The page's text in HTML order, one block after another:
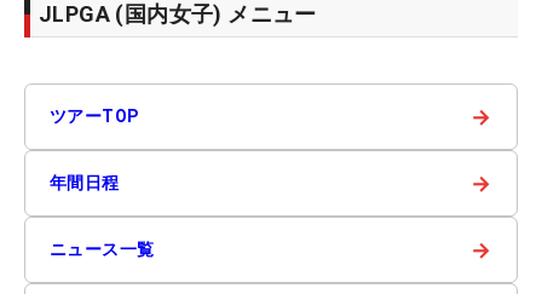
JLPGA (国内女子) メニュー
ツアーTOP →
年間日程 →
ニュース一覧 →